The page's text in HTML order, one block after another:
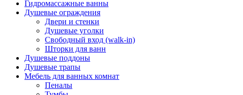
Гидромассажные ванны
Душевые ограждения
Двери и стенки
Душевые уголки
Свободный вход (walk-in)
Шторки для ванн
Душевые поддоны
Душевые трапы
Мебель для ванных комнат
Пеналы